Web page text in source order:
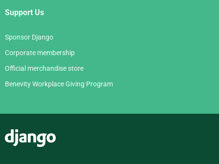
Support Us
Sponsor Django
Corporate membership
Official merchandise store
Benevity Workplace Giving Program